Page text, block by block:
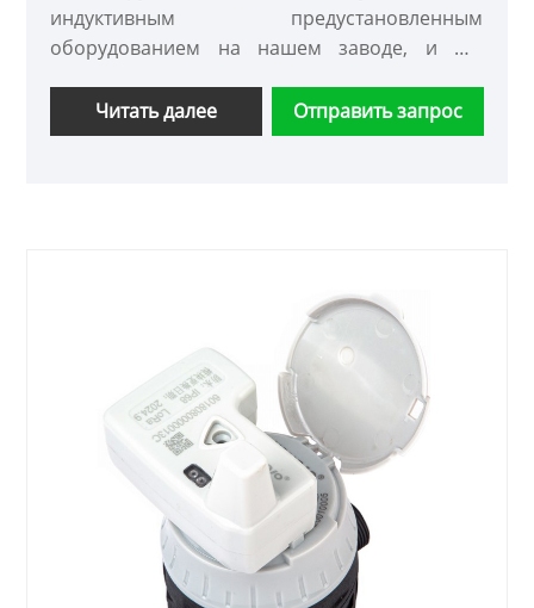
индуктивным предустановленным
оборудованием на нашем заводе, и мы
обслуживание и своевременную доставку.
Читать далее Отправить запрос